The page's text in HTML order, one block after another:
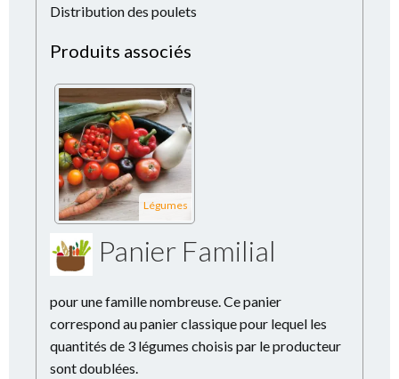
Distribution des poulets
Produits associés
Légumes
Panier Familial
pour une famille nombreuse. Ce panier
correspond au panier classique pour lequel les
quantités de 3 légumes choisis par le producteur
sont doublées.